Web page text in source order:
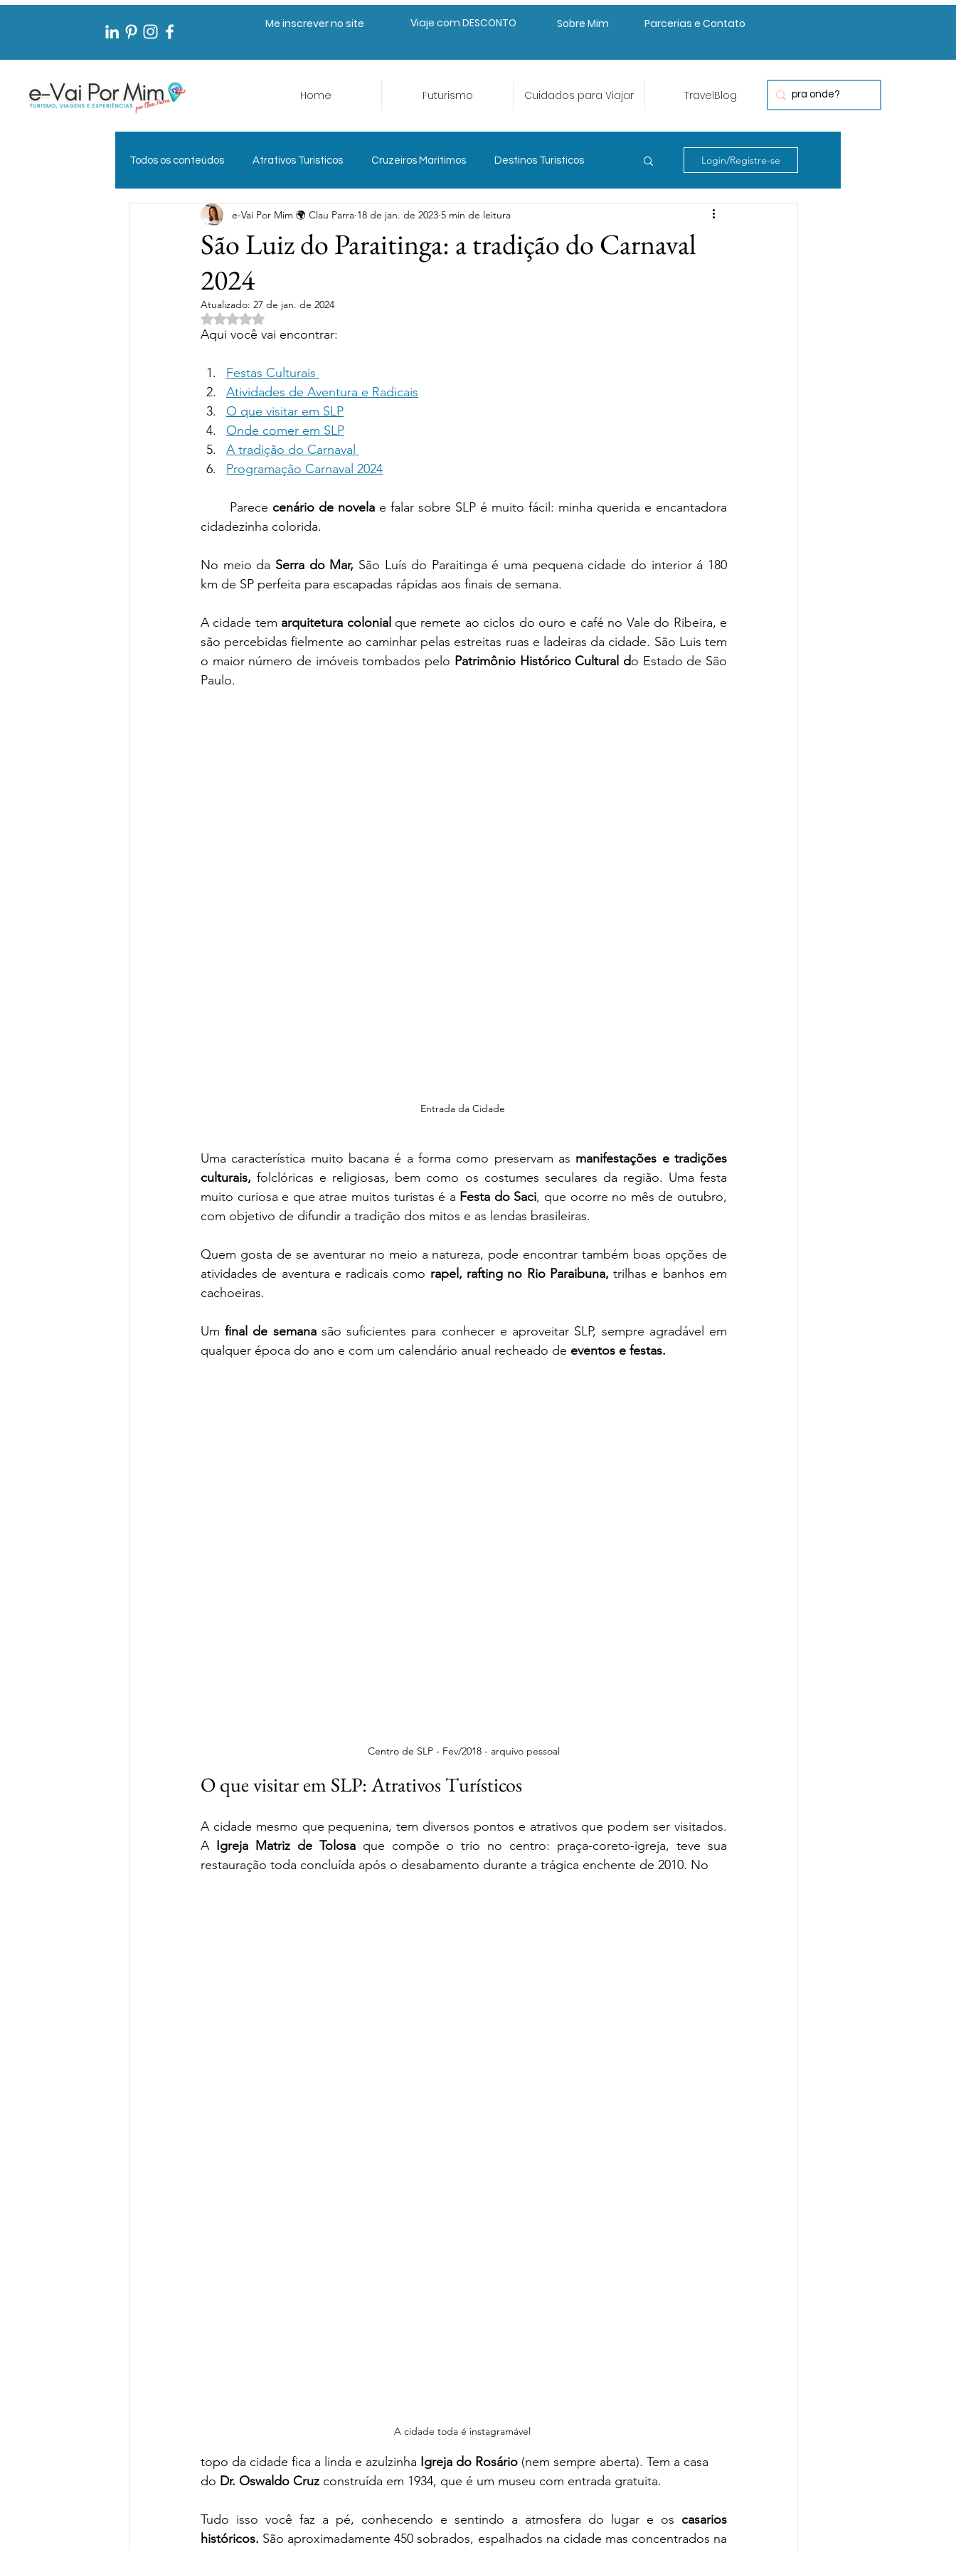
Me inscrever no site Viaje com DESCONTO Sobre Mim Parcerias e Contato
Home Futurismo Cuidados para Viajar TravelBlog
Todos os conteúdos Atrativos Turísticos Cruzeiros Marítimos Destinos Turísticos
Documentos de Viagem Experiências e Aventura Gastroturismo
Gestão Pública em Turismo
Turismo de Sol e Mar Turismo do Futuro
Hotéis e Resort Parques Temáticos
Login/Registre-se
São Luiz do Paraitinga: a tradição do Carnaval
2024
e-Vai Por Mim 🌍 Clau Parra 18 de jan. de 2023 5 min de leitura
Atualizado: 27 de jan. de 2024
Avaliado com NaN de 5 estrelas.
Aqui você vai encontrar:
Festas Culturais
Atividades de Aventura e Radicais
O que visitar em SLP
Onde comer em SLP
A tradição do Carnaval
Programação Carnaval 2024
	Parece
cenário de novela e falar sobre SLP é muito fácil: minha querida e encantadora
cidadezinha colorida.
No meio da Serra do Mar, São Luís do Paraitinga é uma pequena cidade do interior á 180
km de SP perfeita para escapadas rápidas aos finais de semana.
A cidade tem arquitetura colonial que remete ao ciclos do ouro e café no Vale do Ribeira, e
são percebidas fielmente ao caminhar pelas estreitas ruas e ladeiras da cidade. São Luis tem
o maior número de imóveis tombados pelo Patrimônio Histórico Cultural do Estado de São
Paulo.
Entrada da Cidade
Uma característica muito bacana é a forma como preservam as manifestações e tradições
culturais, folclóricas e religiosas, bem como os costumes seculares da região. Uma festa
muito curiosa e que atrae muitos turistas é a Festa do Saci, que ocorre no mês de outubro,
com objetivo de difundir a tradição dos mitos e as lendas brasileiras.
Quem gosta de se aventurar no meio a natureza, pode encontrar também boas opções de
atividades de aventura e radicais como rapel, rafting no Rio Paraibuna, trilhas e banhos em
cachoeiras.
Um final de semana são suficientes para conhecer e aproveitar SLP, sempre agradável em
qualquer época do ano e com um calendário anual recheado de eventos e festas.
Centro de SLP - Fev/2018 - arquivo pessoal
O que visitar em SLP: Atrativos Turísticos
A cidade mesmo que pequenina, tem diversos pontos e atrativos que podem ser visitados.
A Igreja Matriz de Tolosa que compõe o trio no centro: praça-coreto-igreja, teve sua
restauração toda concluída após o desabamento durante a trágica enchente de 2010. No
A cidade toda é instagramável
topo da cidade fica a linda e azulzinha Igreja do Rosário (nem sempre aberta). Tem a casa
do Dr. Oswaldo Cruz construída em 1934, que é um museu com entrada gratuita.
Tudo isso você faz a pé, conhecendo e sentindo a atmosfera do lugar e os casarios
históricos. São aproximadamente 450 sobrados, espalhados na cidade mas concentrados na